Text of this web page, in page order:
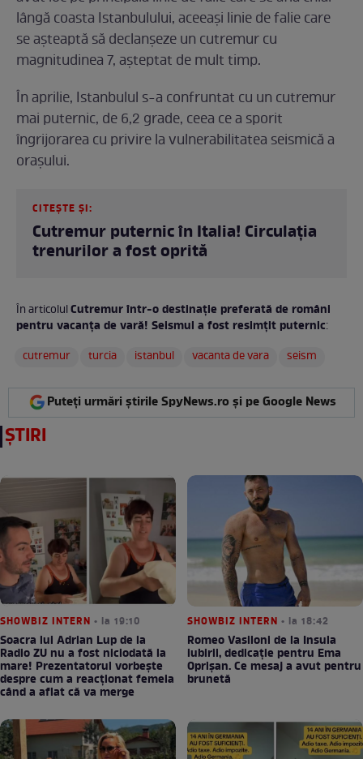
lângă coasta Istanbulului, aceeași linie de falie care
se așteaptă să declanșeze un cutremur cu
magnitudinea 7, așteptat de mult timp.
În aprilie, Istanbulul s-a confruntat cu un cutremur
mai puternic, de 6,2 grade, ceea ce a sporit
îngrijorarea cu privire la vulnerabilitatea seismică a
orașului.
CITEȘTE ȘI:
Cutremur puternic în Italia! Circulația
trenurilor a fost oprită
În articolulCutremur într-o destinație preferată de români
pentru vacanța de vară! Seismul a fost resimţit puternic:
cutremur
turcia istanbul vacanta de vara seism
Puteți urmări știrile SpyNews.ro și pe Google News
ȘTIRI
SHOWBIZ INTERN • la 19:10
Soacra lui Adrian Lup de la
Radio ZU nu a fost niciodată la
mare! Prezentatorul vorbește
despre cum a reacționat femeia
când a aflat că va merge
SHOWBIZ INTERN • la 18:42
Romeo Vasiloni de la Insula
iubirii, dedicație pentru Ema
Oprișan. Ce mesaj a avut pentru
brunetă